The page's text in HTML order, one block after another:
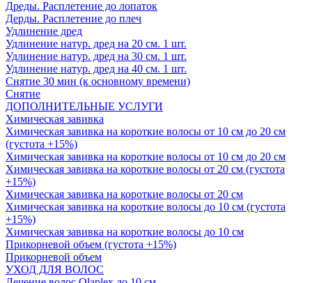
Дреды. Расплетение до лопаток
Дерды. Расплетение до плеч
Удлинение дред
Удлинение натур. дред на 20 см. 1 шт.
Удлинение натур. дред на 30 см. 1 шт.
Удлинение натур. дред на 40 см. 1 шт.
Снятие 30 мин (к основному времени)
Снятие
ДОПОЛНИТЕЛЬНЫЕ УСЛУГИ
Химическая завивка
Химическая завивка на короткие волосы от 10 см до 20 см
(густота +15%)
Химическая завивка на короткие волосы от 10 см до 20 см
Химическая завивка на короткие волосы от 20 см (густота
+15%)
Химическая завивка на короткие волосы от 20 см
Химическая завивка на короткие волосы до 10 см (густота
+15%)
Химическая завивка на короткие волосы до 10 см
Прикорневой объем (густота +15%)
Прикорневой объем
УХОД ДЛЯ ВОЛОС